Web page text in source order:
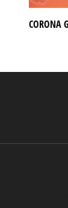
CORONA